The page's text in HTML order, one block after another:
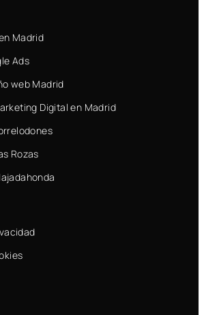
Madrid
Ads
web Madrid
Digital en Madrid
Rozas